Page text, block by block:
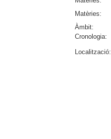
Matèries:
Àmbit:
Cronologia:
Localització: